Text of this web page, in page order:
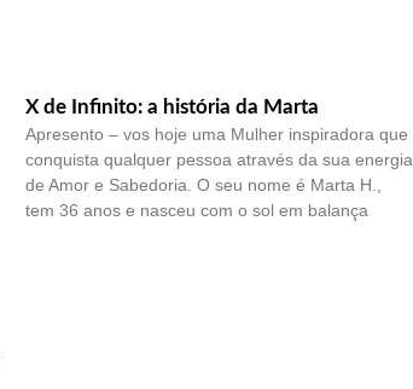
X de Infinito: a história da Marta
Apresento – vos hoje uma Mulher inspiradora que
conquista qualquer pessoa através da sua energia
de Amor e Sabedoria. O seu nome é Marta H.,
tem 36 anos e nasceu com o sol em balança